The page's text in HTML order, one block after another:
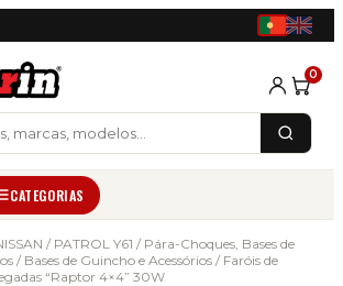
0
CATEGORIAS
/ PATROL Y61 / Pára-Choques, Bases de
/ Bases de Guincho e Acessórios / Faróis de
“Raptor 4×4” 30W